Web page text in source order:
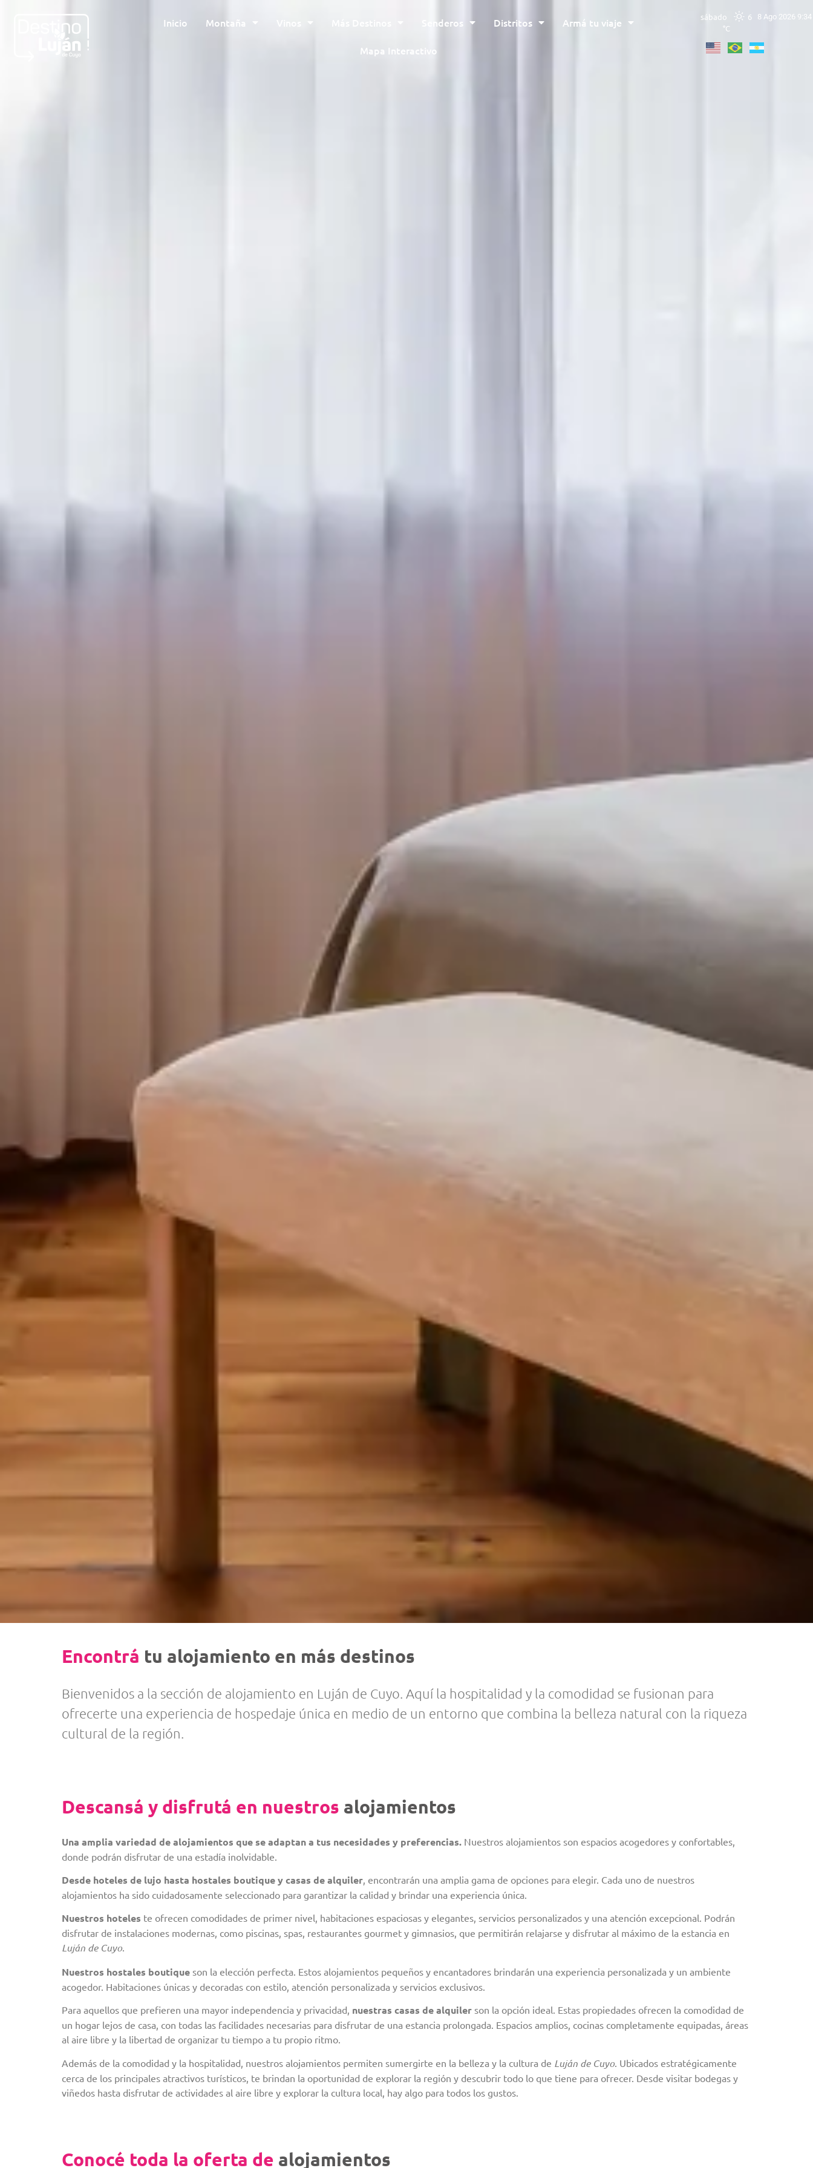
Inicio Montaña Senderos Distritos Armá tu viaje
Mapa Interactivo
sábado
6
°C
8 Ago 2026 9:34
Encontrá tu alojamiento en más destinos
Bienvenidos a la sección de alojamiento en Luján de Cuyo. Aquí la hospitalidad y la comodidad se fusionan para
ofrecerte una experiencia de hospedaje única en medio de un entorno que combina la belleza natural con la riqueza
cultural de la región.
Descansá y disfrutá en nuestros alojamientos
Una amplia variedad de alojamientos que se adaptan a tus necesidades y preferencias. Nuestros alojamientos son espacios acogedores y confortables,
donde podrán disfrutar de una estadía inolvidable.
Desde hoteles de lujo hasta hostales boutique y casas de alquiler , encontrarán una amplia gama de opciones para elegir. Cada uno de nuestros
alojamientos ha sido cuidadosamente seleccionado para garantizar la calidad y brindar una experiencia única.
Nuestros hoteles te ofrecen comodidades de primer nivel, habitaciones espaciosas y elegantes, servicios personalizados y una atención excepcional. Podrán
disfrutar de instalaciones modernas, como piscinas, spas, restaurantes gourmet y gimnasios, que permitirán relajarse y disfrutar al máximo de la estancia en
Luján de Cuyo.
Nuestros hostales boutique son la elección perfecta. Estos alojamientos pequeños y encantadores brindarán una experiencia personalizada y un ambiente
acogedor. Habitaciones únicas y decoradas con estilo, atención personalizada y servicios exclusivos.
Para aquellos que prefieren una mayor independencia y privacidad, nuestras casas de alquiler son la opción ideal. Estas propiedades ofrecen la comodidad de
un hogar lejos de casa, con todas las facilidades necesarias para disfrutar de una estancia prolongada. Espacios amplios, cocinas completamente equipadas, áreas
al aire libre y la libertad de organizar tu tiempo a tu propio ritmo.
Además de la comodidad y la hospitalidad, nuestros alojamientos permiten sumergirte en la belleza y la cultura de Luján de Cuyo . Ubicados estratégicamente
cerca de los principales atractivos turísticos, te brindan la oportunidad de explorar la región y descubrir todo lo que tiene para ofrecer. Desde visitar bodegas y
viñedos hasta disfrutar de actividades al aire libre y explorar la cultura local, hay algo para todos los gustos.
Conocé toda la oferta de alojamientos